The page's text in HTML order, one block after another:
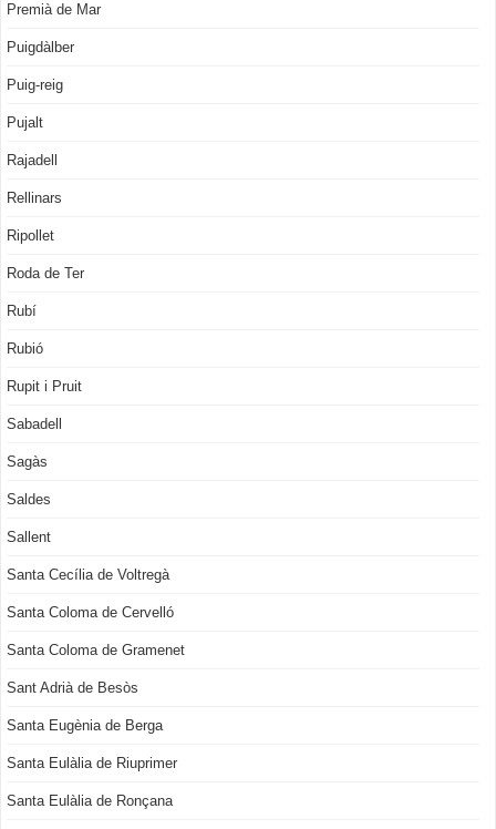
Premià de Mar
Puigdàlber
Puig-reig
Pujalt
Rajadell
Rellinars
Ripollet
Roda de Ter
Rubí
Rubió
Rupit i Pruit
Sabadell
Sagàs
Saldes
Sallent
Santa Cecília de Voltregà
Santa Coloma de Cervelló
Santa Coloma de Gramenet
Sant Adrià de Besòs
Santa Eugènia de Berga
Santa Eulàlia de Riuprimer
Santa Eulàlia de Ronçana